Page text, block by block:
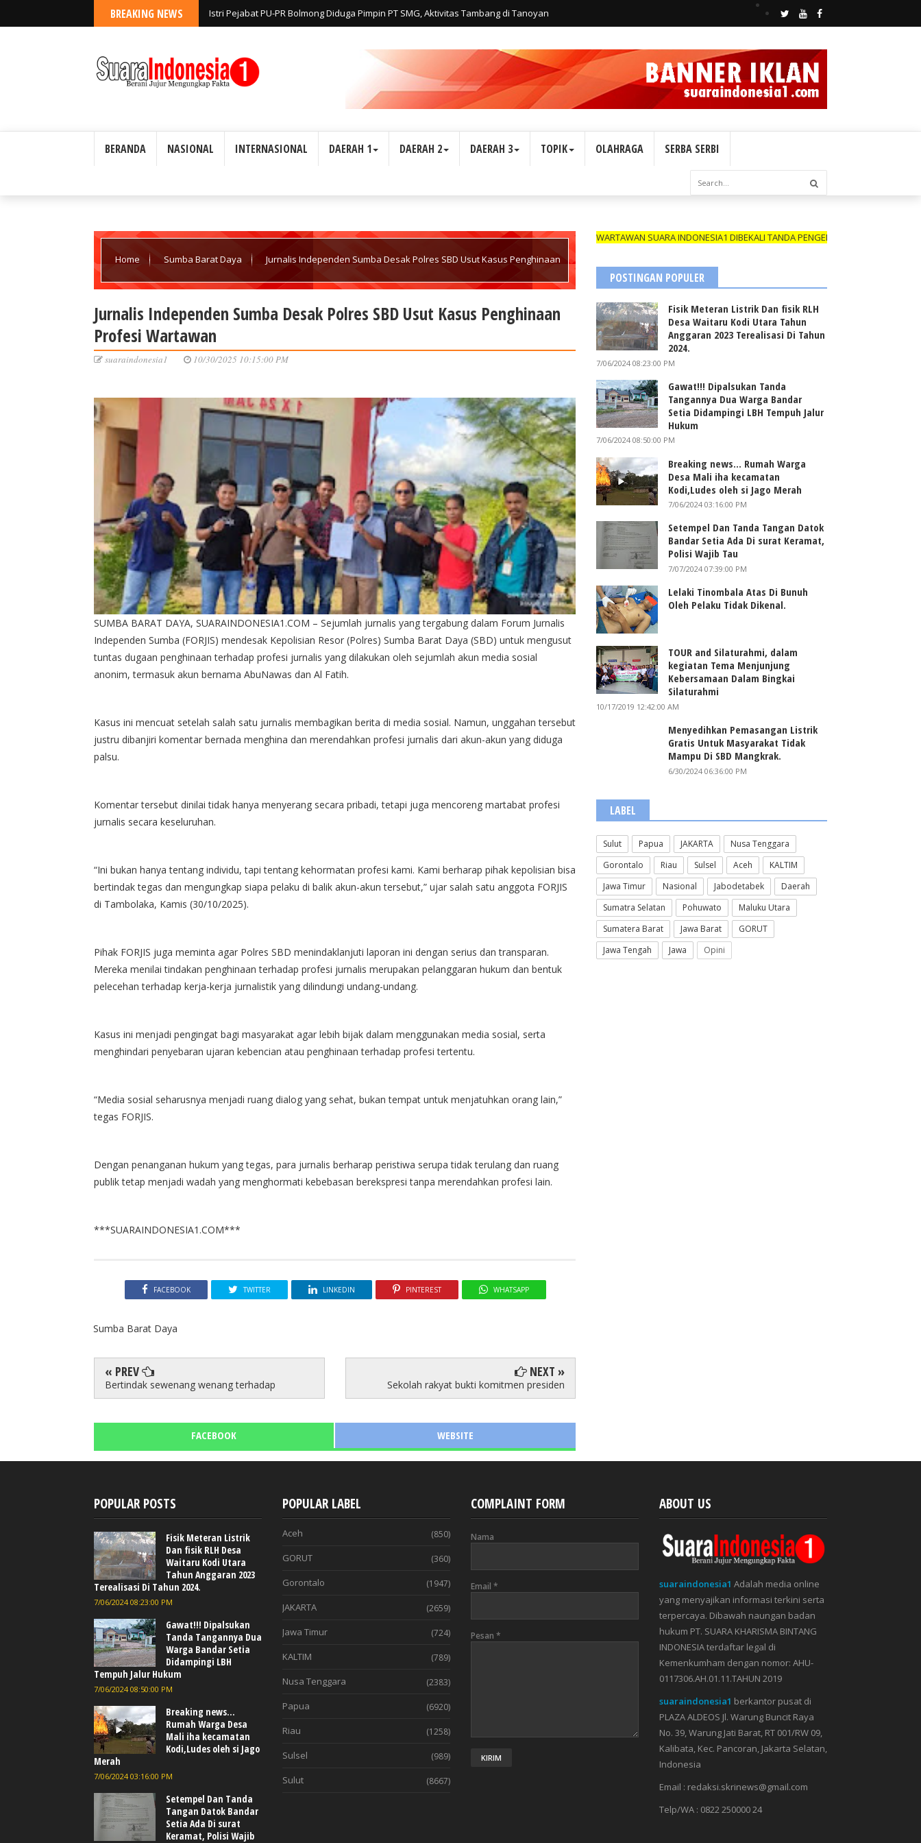
BREAKING NEWS Istri Pejabat PU-PR Bolmong Diduga Pimpin PT SMG, Aktivitas Tambang di Tanoyan
BERANDA NASIONAL INTERNASIONAL DAERAH 1 DAERAH 2 DAERAH 3 TOPIK OLAHRAGA SERBA SERBI
Home Sumba Barat Daya Jurnalis Independen Sumba Desak Polres SBD Usut Kasus Penghinaan
Jurnalis Independen Sumba Desak Polres SBD Usut Kasus Penghinaan
Profesi Wartawan
suaraindonesia1 10/30/2025 10:15:00 PM
SUMBA BARAT DAYA, SUARAINDONESIA1.COM – Sejumlah jurnalis yang tergabung dalam Forum Jurnalis
Independen Sumba (FORJIS) mendesak Kepolisian Resor (Polres) Sumba Barat Daya (SBD) untuk mengusut
tuntas dugaan penghinaan terhadap profesi jurnalis yang dilakukan oleh sejumlah akun media sosial
anonim, termasuk akun bernama AbuNawas dan Al Fatih.
Kasus ini mencuat setelah salah satu jurnalis membagikan berita di media sosial. Namun, unggahan tersebut
justru dibanjiri komentar bernada menghina dan merendahkan profesi jurnalis dari akun-akun yang diduga
palsu.
Komentar tersebut dinilai tidak hanya menyerang secara pribadi, tetapi juga mencoreng martabat profesi
jurnalis secara keseluruhan.
“Ini bukan hanya tentang individu, tapi tentang kehormatan profesi kami. Kami berharap pihak kepolisian bisa
bertindak tegas dan mengungkap siapa pelaku di balik akun-akun tersebut,” ujar salah satu anggota FORJIS
di Tambolaka, Kamis (30/10/2025).
Pihak FORJIS juga meminta agar Polres SBD menindaklanjuti laporan ini dengan serius dan transparan.
Mereka menilai tindakan penghinaan terhadap profesi jurnalis merupakan pelanggaran hukum dan bentuk
pelecehan terhadap kerja-kerja jurnalistik yang dilindungi undang-undang.
Kasus ini menjadi pengingat bagi masyarakat agar lebih bijak dalam menggunakan media sosial, serta
menghindari penyebaran ujaran kebencian atau penghinaan terhadap profesi tertentu.
“Media sosial seharusnya menjadi ruang dialog yang sehat, bukan tempat untuk menjatuhkan orang lain,”
tegas FORJIS.
Dengan penanganan hukum yang tegas, para jurnalis berharap peristiwa serupa tidak terulang dan ruang
publik tetap menjadi wadah yang menghormati kebebasan berekspresi tanpa merendahkan profesi lain.
***SUARAINDONESIA1.COM***
FACEBOOK TWITTER LINKEDIN PINTEREST WHATSAPP
Sumba Barat Daya
« PREV
Bertindak sewenang wenang terhadap
NEXT »
Sekolah rakyat bukti komitmen presiden
FACEBOOK WEBSITE
WARTAWAN SUARA INDONESIA1 DIBEKALI TANDA PENGENAL (ID CARD) YANG MASIH
POSTINGAN POPULER
Fisik Meteran Listrik Dan fisik RLH
Desa Waitaru Kodi Utara Tahun
Anggaran 2023 Terealisasi Di Tahun
2024.
7/06/2024 08:23:00 PM
Gawat!!! Dipalsukan Tanda
Tangannya Dua Warga Bandar
Setia Didampingi LBH Tempuh Jalur
Hukum
7/06/2024 08:50:00 PM
Breaking news... Rumah Warga
Desa Mali iha kecamatan
Kodi,Ludes oleh si Jago Merah
7/06/2024 03:16:00 PM
Setempel Dan Tanda Tangan Datok
Bandar Setia Ada Di surat Keramat,
Polisi Wajib Tau
7/07/2024 07:39:00 PM
Lelaki Tinombala Atas Di Bunuh
Oleh Pelaku Tidak Dikenal.
TOUR and Silaturahmi, dalam
kegiatan Tema Menjunjung
Kebersamaan Dalam Bingkai
Silaturahmi
10/17/2019 12:42:00 AM
Menyedihkan Pemasangan Listrik
Gratis Untuk Masyarakat Tidak
Mampu Di SBD Mangkrak.
6/30/2024 06:36:00 PM
LABEL
Sulut Papua JAKARTA
Nusa Tenggara
Gorontalo
Riau Sulsel Aceh
KALTIM
Jawa Timur
Nasional Jabodetabek
Daerah
Sumatra Selatan
Pohuwato
Maluku Utara
Sumatera Barat
Jawa Barat
GORUT
Jawa Tengah
Jawa Opini
POPULAR POSTS
Fisik Meteran Listrik
Dan fisik RLH Desa
Waitaru Kodi Utara
Tahun Anggaran 2023
Terealisasi Di Tahun 2024.
7/06/2024 08:23:00 PM
Gawat!!! Dipalsukan
Tanda Tangannya Dua
Warga Bandar Setia
Didampingi LBH
Tempuh Jalur Hukum
7/06/2024 08:50:00 PM
Breaking news...
Rumah Warga Desa
Mali iha kecamatan
Kodi,Ludes oleh si Jago
Merah
7/06/2024 03:16:00 PM
Setempel Dan Tanda
Tangan Datok Bandar
Setia Ada Di surat
Keramat, Polisi Wajib
POPULAR LABEL
Aceh (850)
GORUT (360)
Gorontalo (1947)
JAKARTA (2659)
Jawa Timur (724)
KALTIM (789)
Nusa Tenggara (2383)
Papua (6920)
Riau (1258)
Sulsel (989)
Sulut (8667)
COMPLAINT FORM
Nama
Email *
Pesan *
ABOUT US
suaraindonesia1 Adalah media online
yang menyajikan informasi terkini serta
terpercaya. Dibawah naungan badan
hukum PT. SUARA KHARISMA BINTANG
INDONESIA terdaftar legal di
Kemenkumham dengan nomor: AHU-
0117306.AH.01.11.TAHUN 2019
suaraindonesia1 berkantor pusat di
PLAZA ALDEOS Jl. Warung Buncit Raya
No. 39, Warung Jati Barat, RT 001/RW 09,
Kalibata, Kec. Pancoran, Jakarta Selatan,
Indonesia
Email : redaksi.skrinews@gmail.com
Telp/WA : 0822 250000 24